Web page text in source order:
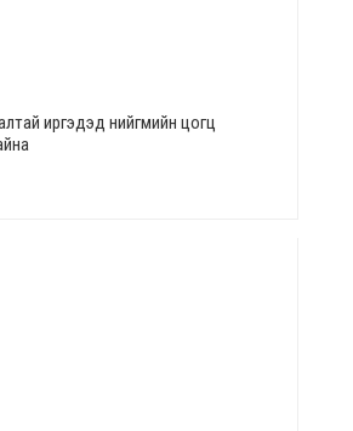
иргэдэд нийгмийн цогц